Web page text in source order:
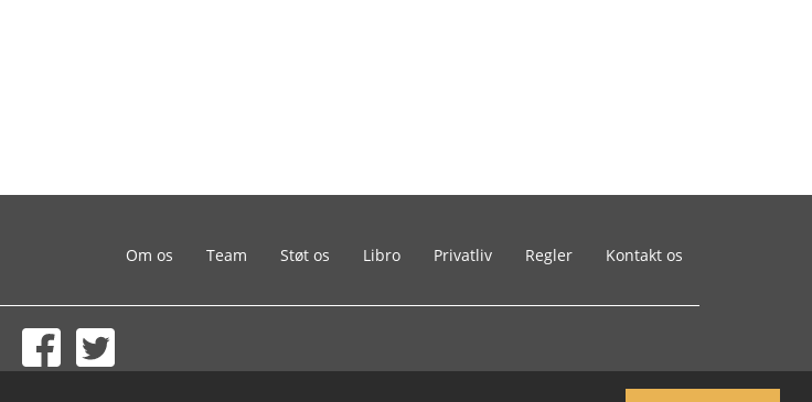
Om os Team Støt os Libro Privatliv Regler Kontakt os